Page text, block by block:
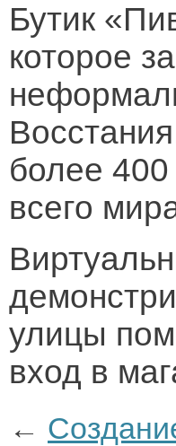
Бутик
которое
более 400
всего
улицы
вход в
←